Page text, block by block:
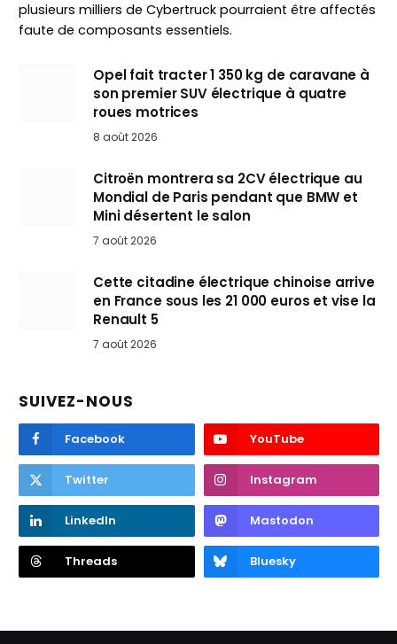
plusieurs milliers de Cybertruck pourraient être affectés
faute de composants essentiels.
Opel fait tracter 1 350 kg de caravane à
son premier SUV électrique à quatre
roues motrices
8 août 2026
Citroën montrera sa 2CV électrique au
Mondial de Paris pendant que BMW et
Mini désertent le salon
7 août 2026
Cette citadine électrique chinoise arrive
en France sous les 21 000 euros et vise la
Renault 5
7 août 2026
SUIVEZ-NOUS
Facebook YouTube
Twitter Instagram
LinkedIn Mastodon
Threads Bluesky